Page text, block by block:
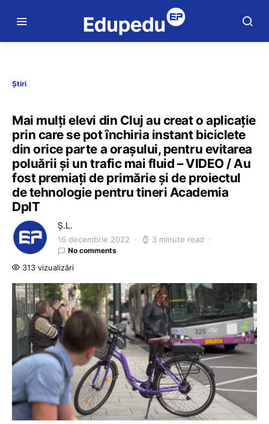
Știri
Mai mulți elevi din Cluj au creat o aplicație
prin care se pot închiria instant biciclete
din orice parte a orașului, pentru evitarea
poluării și un trafic mai fluid – VIDEO / Au
fost premiați de primărie și de proiectul
de tehnologie pentru tineri Academia
DpIT
Ș.L.
16 decembrie 2022 3 minute read
No comments
313 vizualizări